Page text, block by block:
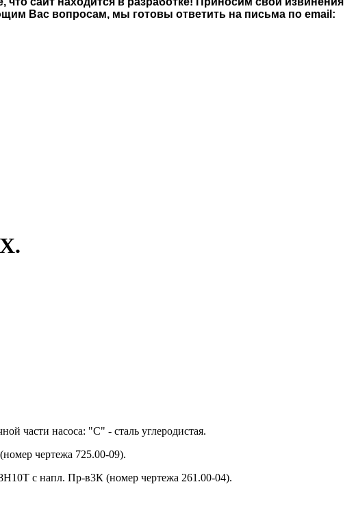
Вас вопросам, мы готовы ответить на письма по email:
части насоса: "С" - сталь углеродистая.
чертежа 725.00-09).
с напл. Пр-в3К (номер чертежа 261.00-04).